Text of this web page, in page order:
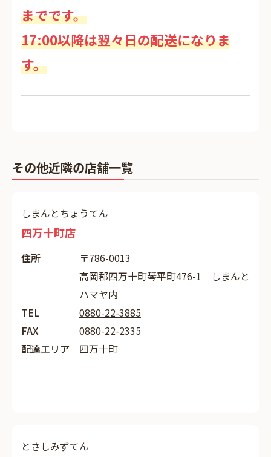
までです。
17:00以降は翌々日の配送になりま
す。
その他近隣の店舗一覧
しまんとちょうてん
四万十町店
住所
〒786-0013
高岡郡四万十町琴平町476-1 しまんと
ハマヤ内
TEL
0880-22-3885
FAX
0880-22-2335
配達エリア
四万十町
とさしみずてん